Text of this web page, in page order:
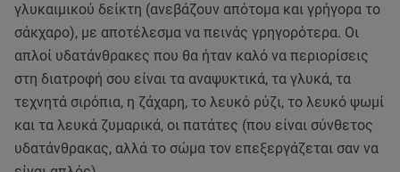
γλυκαιμικού δείκτη (ανεβάζουν απότομα και γρήγορα το
σάκχαρο), με αποτέλεσμα να πεινάς γρηγορότερα. Οι
απλοί υδατάνθρακες που θα ήταν καλό να περιορίσεις
στη διατροφή σου είναι τα αναψυκτικά, τα γλυκά, τα
τεχνητά σιρόπια, η ζάχαρη, το λευκό ρύζι, το λευκό ψωμί
και τα λευκά ζυμαρικά, οι πατάτες (που είναι σύνθετος
υδατάνθρακας, αλλά το σώμα τον επεξεργάζεται σαν να